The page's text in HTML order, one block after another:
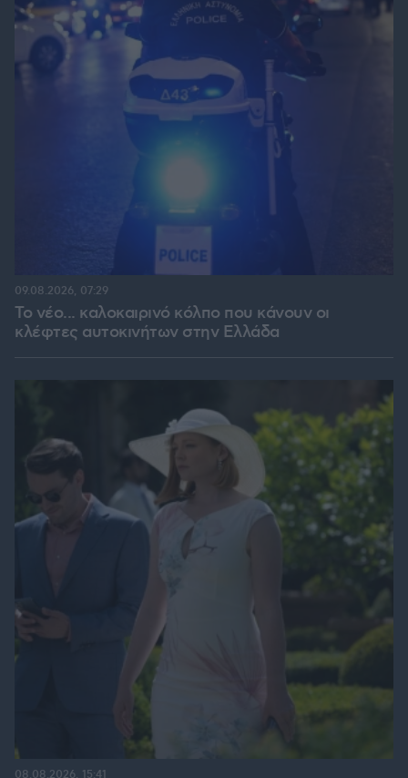
Το νέο... καλοκαιρινό κόλπο που κάνουν οι
κλέφτες αυτοκινήτων στην Ελλάδα
09.08.2026, 07:29
08.08.2026, 15:41